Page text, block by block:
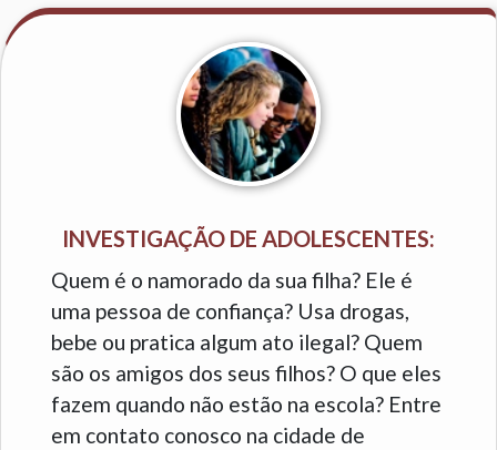
INVESTIGAÇÃO DE ADOLESCENTES:
Quem é o namorado da sua filha? Ele é
uma pessoa de confiança? Usa drogas,
bebe ou pratica algum ato ilegal? Quem
são os amigos dos seus filhos? O que eles
fazem quando não estão na escola? Entre
em contato conosco na cidade de